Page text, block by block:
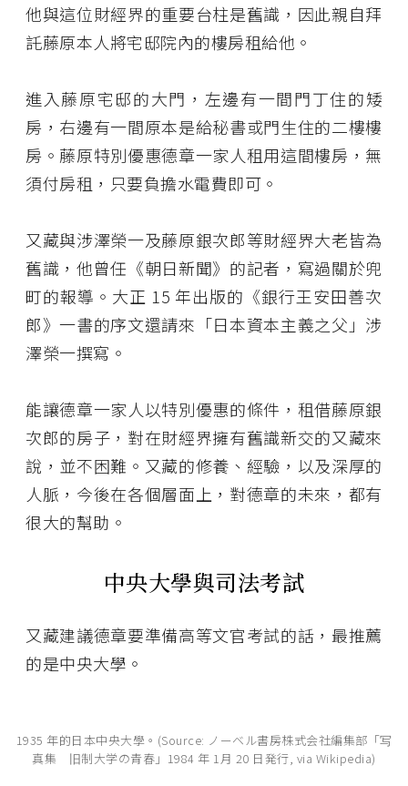
他與這位財經界的重要台柱是舊識，因此親自拜
託藤原本人將宅邸院內的樓房租給他。
進入藤原宅邸的大門，左邊有一間門丁住的矮
房，右邊有一間原本是給秘書或門生住的二樓樓
房。藤原特別優惠德章一家人租用這間樓房，無
須付房租，只要負擔水電費即可。
又藏與涉澤榮一及藤原銀次郎等財經界大老皆為
舊識，他曾任《朝日新聞》的記者，寫過關於兜
町的報導。大正 15 年出版的《銀行王安田善次
郎》一書的序文還請來「日本資本主義之父」涉
澤榮一撰寫。
能讓德章一家人以特別優惠的條件，租借藤原銀
次郎的房子，對在財經界擁有舊識新交的又藏來
說，並不困難。又藏的修養、經驗，以及深厚的
人脈，今後在各個層面上，對德章的未來，都有
很大的幫助。
中央大學與司法考試
又藏建議德章要準備高等文官考試的話，最推薦
的是中央大學。
1935 年的日本中央大學。(Source: ノーベル書房株式会社編集部「写
真集 旧制大学の青春」1984 年 1月 20 日発行, via Wikipedia)